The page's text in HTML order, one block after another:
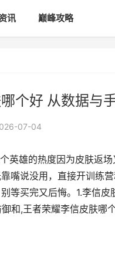
讯 巅峰攻略
个好 从数据与
07-04
英雄的热度因为皮肤返
嘴说没用，直接开训练
等买完又后悔。1.李信
和,王者荣耀李信皮肤哪